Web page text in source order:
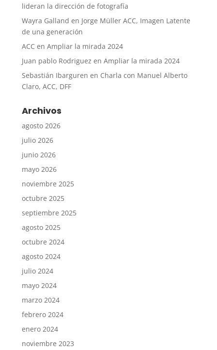
lideran la dirección de fotografía
Wayra Galland en Jorge Müller ACC, Imagen Latente
de una generación
ACC en Ampliar la mirada 2024
Juan pablo Rodriguez en Ampliar la mirada 2024
Sebastián Ibarguren en Charla con Manuel Alberto
Claro, ACC, DFF
Archivos
agosto 2026
julio 2026
junio 2026
mayo 2026
noviembre 2025
octubre 2025
septiembre 2025
agosto 2025
octubre 2024
agosto 2024
julio 2024
mayo 2024
marzo 2024
febrero 2024
enero 2024
noviembre 2023